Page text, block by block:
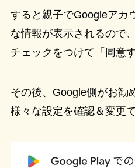
すると親子でGoogleアカ
な情報が表示されるので
チェックをつけて「同意
その後、Google側がお勧
様々な設定を確認＆変更